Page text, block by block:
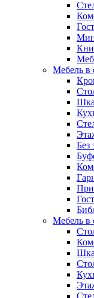
Мебель в
Без
Мебель в